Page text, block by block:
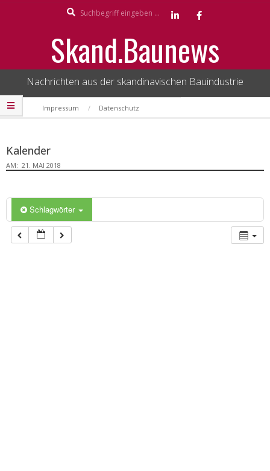
Skand.Baunews
Nachrichten aus der skandinavischen Bauindustrie
Secondary
Navigation
Impressum Datenschutz
Kalender
AM: 21. MAI 2018
Schlagwörter